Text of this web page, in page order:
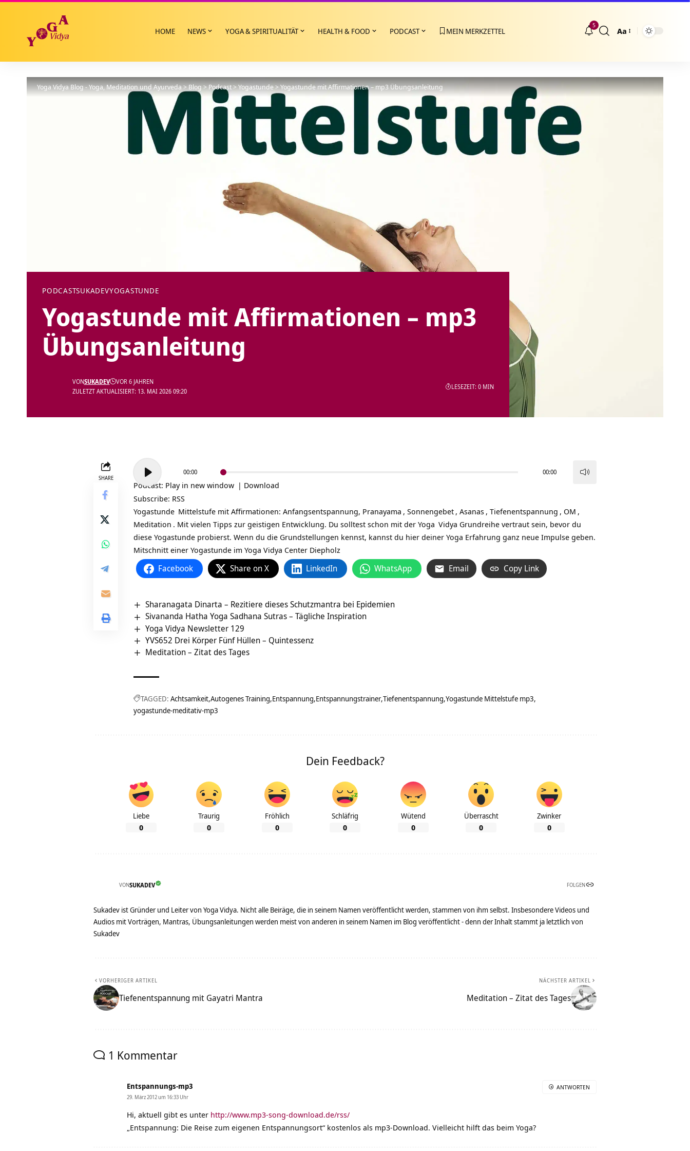
HOME NEWS YOGA & SPIRITUALITÄT HEALTH & FOOD PODCAST MEIN MERKZETTEL
5
Größenänderung
Aa
Yoga Vidya Blog - Yoga, Meditation und Ayurveda>Blog>Podcast>Yogastunde>Yogastunde mit Affirmationen – mp3 Übungsanleitung
PODCASTSUKADEVYOGASTUNDE
Yogastunde mit Affirmationen – mp3
Übungsanleitung
ZULETZT AKTUALISIERT: 13. MAI 2026 09:20
VONSUKADEV VOR 6 JAHREN
LESEZEIT: 0 MIN
SHARE
Audio-
Player
00:00 00:00
Podcast: Play in new window | Download
Subscribe: RSS
Yogastunde Mittelstufe mit Affirmationen: Anfangsentspannung, Pranayama , Sonnengebet , Asanas , Tiefenentspannung , OM ,
Meditation . Mit vielen Tipps zur geistigen Entwicklung. Du solltest schon mit der Yoga Vidya Grundreihe vertraut sein, bevor du
diese Yogastunde probierst. Wenn du die Grundstellungen kennst, kannst du hier deiner Yoga Erfahrung ganz neue Impulse geben.
Mitschnitt einer Yogastunde im Yoga Vidya Center Diepholz
Facebook Share on X LinkedIn WhatsApp Email Copy Link
Sharanagata Dinarta – Rezitiere dieses Schutzmantra bei Epidemien
Sivananda Hatha Yoga Sadhana Sutras – Tägliche Inspiration
Yoga Vidya Newsletter 129
YVS652 Drei Körper Fünf Hüllen – Quintessenz
Meditation – Zitat des Tages
TAGGED: Achtsamkeit Autogenes Training Entspannung Entspannungstrainer Tiefenentspannung Yogastunde Mittelstufe mp3
yogastunde-meditativ-mp3
Dein Feedback?
Liebe
0
Traurig
0
Fröhlich
0
Schläfrig
0
Wütend
0
Überrascht
0
Zwinker
0
VONSUKADEV FOLGEN
Sukadev ist Gründer und Leiter von Yoga Vidya. Nicht alle Beiräge, die in seinem Namen veröffentlicht werden, stammen von ihm selbst. Insbesondere Videos und
Audios mit Vorträgen, Mantras, Übungsanleitungen werden meist von anderen in seinem Namen im Blog veröffentlicht - denn der Inhalt stammt ja letztlich von
Sukadev
VORHERIGER ARTIKEL
Tiefenentspannung mit Gayatri Mantra
NÄCHSTER ARTIKEL
Meditation – Zitat des Tages
1 Kommentar
Entspannungs-mp3
29. März 2012 um 16:33 Uhr
Hi, aktuell gibt es unter http://www.mp3-song-download.de/rss/
„Entspannung: Die Reise zum eigenen Entspannungsort“ kostenlos als mp3-Download. Vielleicht hilft das beim Yoga?
ANTWORTEN